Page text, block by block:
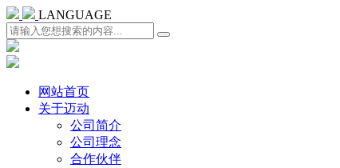
LANGUAGE
网站首页
关于迈动
公司简介
公司理念
合作伙伴